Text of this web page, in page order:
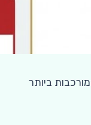
ביותר